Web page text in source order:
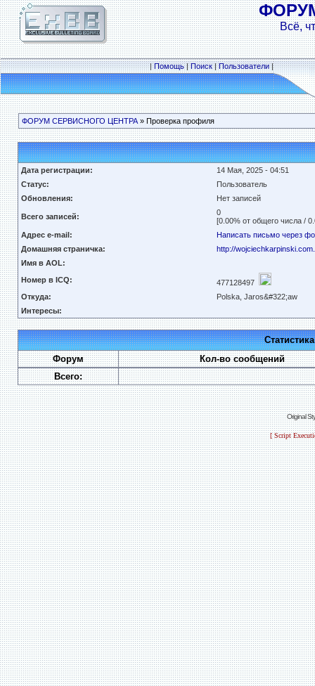
Всё,
|Помощь|Поиск|Пользователи|
ФОРУМ СЕРВИСНОГО ЦЕНТРА» Проверка профиля
Дата регистрации:
14 Мая, 2025 - 04:51
Статус:
Пользователь
Обновления:
Нет записей
Всего записей:
0
[0.00% от общего числа /
Адрес e-mail:
Написать письмо через
Домашняя страничка:
http://
Имя в AOL:
Номер в ICQ:
477128497
Откуда:
Polska, Jaros&#322;aw
Интересы:
Форум
Кол-во сообщений
Всего:
Original
[ Script